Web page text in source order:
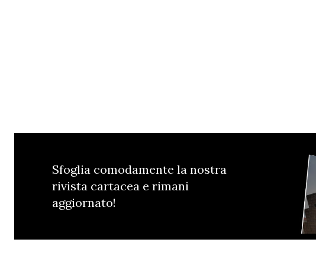
Sfoglia comodamente la nostra
rivista cartacea e rimani
aggiornato!